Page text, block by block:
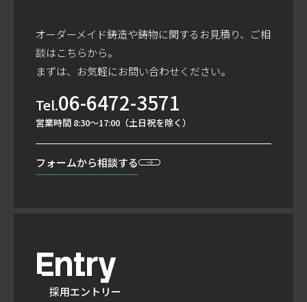
オーダーメイド鋳造や鋳物に関するお見積り、ご相
談はこちらから。
まずは、お気軽にお問い合わせください。
Tel.06-6472-3571
営業時間 8:30～17:00（土日祝を除く）
フォームから相談する
Entry
採用エントリー